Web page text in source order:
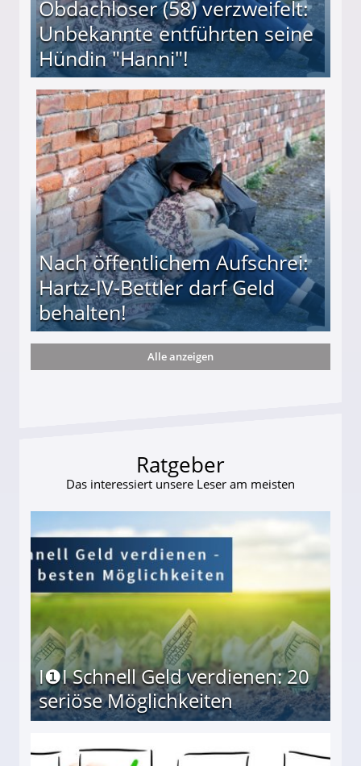
Obdachloser (58) verzweifelt:
Unbekannte entführten seine
Hündin "Hanni"!
entführten seine Hündin "Hanni"!
Nach öffentlichem Aufschrei:
Hartz-IV-Bettler darf Geld
behalten!
darf Geld behalten!
Alle anzeigen
Ratgeber
Das interessiert unsere Leser am meisten
I❶I Schnell Geld verdienen: 20
seriöse Möglichkeiten